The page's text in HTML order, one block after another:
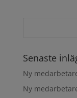
Senaste
Ny
Ny